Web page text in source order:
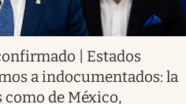
| Estados
a indocumentados: la
como de México,